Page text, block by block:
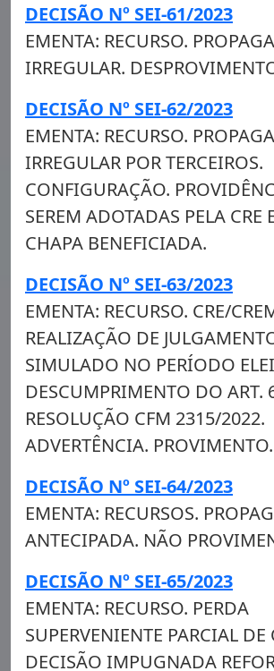
DECISÃO Nº SEI-61/2023
EMENTA: RECURSO.
IRREGULAR.
DECISÃO Nº SEI-62/2023
EMENTA: RECURSO.
IRREGULAR POR TERCEIROS.
CONFIGURAÇÃO.
SEREM ADOTADAS PELA CRE
CHAPA BENEFICIADA.
DECISÃO Nº SEI-63/2023
EMENTA: RECURSO. CRE/
REALIZAÇÃO DE
SIMULADO NO PERÍODO
DESCUMPRIMENTO DO ART.
RESOLUÇÃO CFM 2315/2022.
ADVERTÊNCIA. PROVIMENTO.
DECISÃO Nº SEI-64/2023
EMENTA: RECURSOS.
ANTECIPADA. NÃO
DECISÃO Nº SEI-65/2023
EMENTA: RECURSO. PERDA
SUPERVENIENTE PARCIAL DE
DECISÃO IMPUGNADA